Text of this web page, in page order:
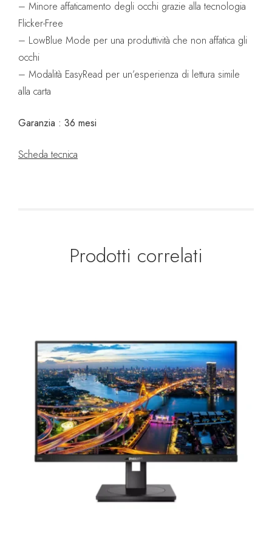
– Minore affaticamento degli occhi grazie alla tecnologia
Flicker-Free
– LowBlue Mode per una produttività che non affatica gli
occhi
– Modalità EasyRead per un’esperienza di lettura simile
alla carta
Garanzia : 36 mesi
Scheda tecnica
Prodotti correlati